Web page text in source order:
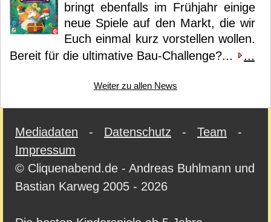
bringt ebenfalls im Frühjahr einige
neue Spiele auf den Markt, die wir
Euch einmal kurz vorstellen wollen.
Bereit für die ultimative Bau-Challenge?...
...
Weiter zu allen News
Mediadaten - Datenschutz - Team -
Impressum
© Cliquenabend.de - Andreas Buhlmann und
Bastian Karweg 2005 - 2026